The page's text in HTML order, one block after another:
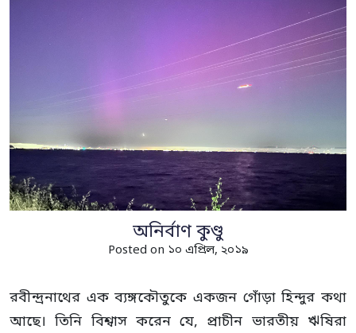
অনির্বাণ কুণ্ডু
Posted on ১০ এপ্রিল, ২০১৯
রবীন্দ্রনাথের এক ব্যঙ্গকৌতুকে একজন গোঁড়া হিন্দুর কথা
আছে। তিনি বিশ্বাস করেন যে, প্রাচীন ভারতীয় ঋষিরা